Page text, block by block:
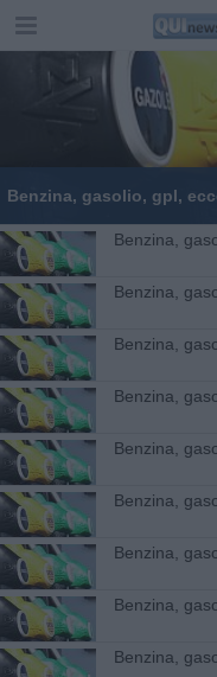
​Benzina, gasolio, gpl,
​Benzina,
​Benzina,
​Benzina,
​Benzina,
​Benzina,
​Benzina,
​Benzina,
​Benzina,
​Benzina,